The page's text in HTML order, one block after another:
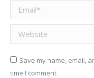
Email *
Website
Save my name, email,
time I comment.